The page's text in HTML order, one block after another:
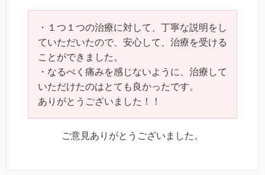
・１つ１つの治療に対して、丁寧な説明をし
ていただいたので、安心して、治療を受ける
ことができました。
・なるべく痛みを感じないように、治療して
いただけたのはとても良かったです。
ありがとうございました！！
ご意見ありがとうございました。